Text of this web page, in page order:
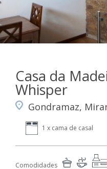
Casa da
Whisper
Gondramaz,
1 x cama de casal
Comodidades